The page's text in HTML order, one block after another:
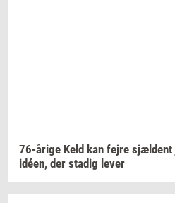
76-​årige Keld kan fejre sjæl­dent
idéen, der sta­dig lever